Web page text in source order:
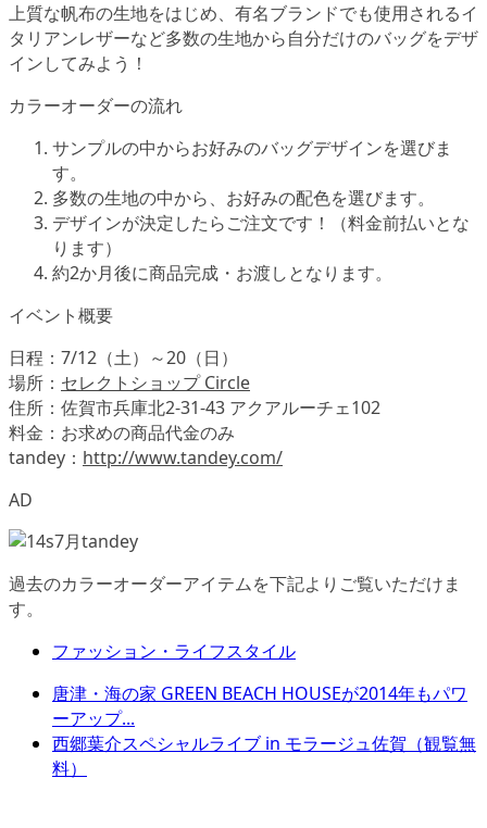
上質な帆布の生地をはじめ、有名ブランドでも使用されるイ
タリアンレザーなど多数の生地から自分だけのバッグをデザ
インしてみよう！
カラーオーダーの流れ
サンプルの中からお好みのバッグデザインを選びま
す。
多数の生地の中から、お好みの配色を選びます。
デザインが決定したらご注文です！（料金前払いとな
ります）
約2か月後に商品完成・お渡しとなります。
イベント概要
日程：7/12（土）～20（日）
場所： セレクトショップ Circle
住所：佐賀市兵庫北2-31-43 アクアルーチェ102
料金：お求めの商品代金のみ
tandey： http://www.tandey.com/
AD
過去のカラーオーダーアイテムを下記よりご覧いただけま
す。
ファッション・ライフスタイル
唐津・海の家 GREEN BEACH HOUSEが2014年もパワ
ーアップ...
西郷葉介スペシャルライブ in モラージュ佐賀（観覧無
料）